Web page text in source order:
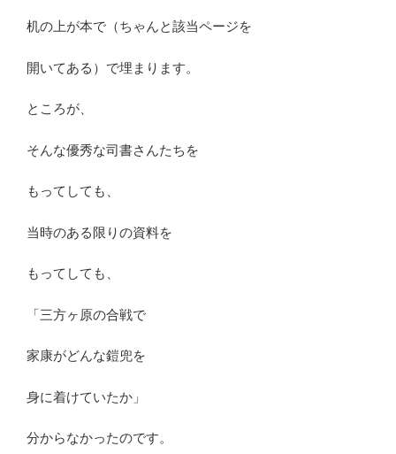
机の上が本で（ちゃんと該当ページを
開いてある）で埋まります。
ところが、
そんな優秀な司書さんたちを
もってしても、
当時のある限りの資料を
もってしても、
「三方ヶ原の合戦で
家康がどんな鎧兜を
身に着けていたか」
分からなかったのです。